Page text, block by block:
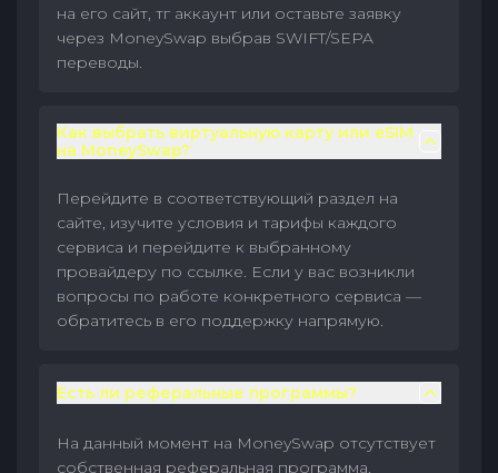
на его сайт, тг аккаунт или оставьте заявку
через MoneySwap выбрав SWIFT/SEPA
переводы.
Как выбрать виртуальную карту или eSIM
на MoneySwap?
Перейдите в соответствующий раздел на
сайте, изучите условия и тарифы каждого
сервиса и перейдите к выбранному
провайдеру по ссылке. Если у вас возникли
вопросы по работе конкретного сервиса —
обратитесь в его поддержку напрямую.
Есть ли реферальные программы?
На данный момент на MoneySwap отсутствует
собственная реферальная программа.